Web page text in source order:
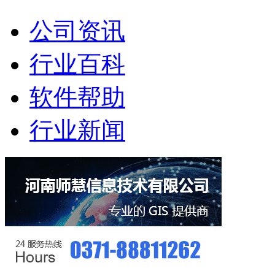
公司资讯
行业百科
软件帮助
行业新闻